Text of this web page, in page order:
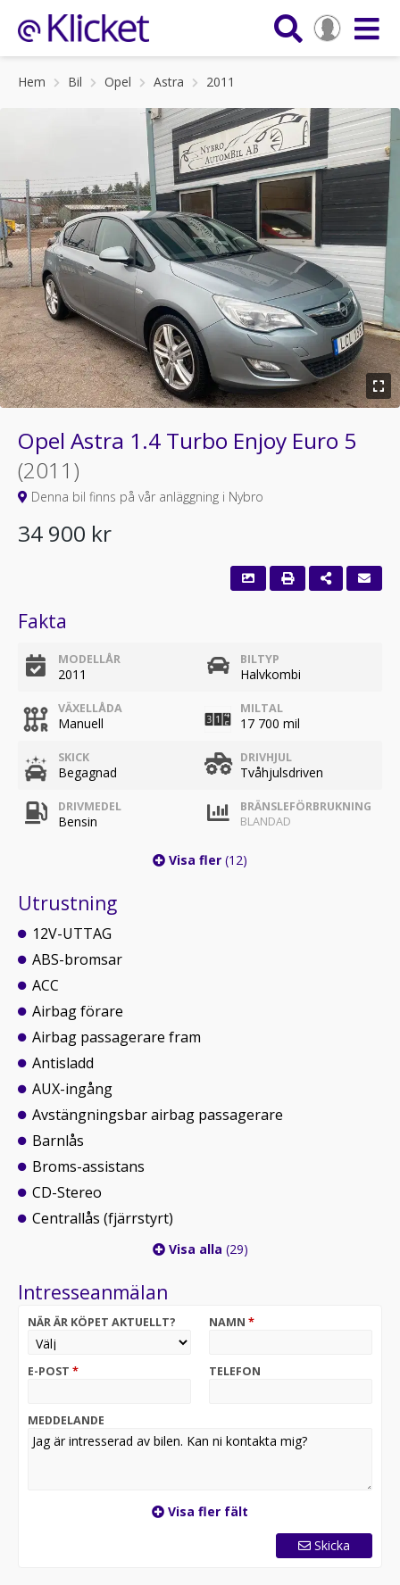
Hem Bil Opel Astra 2011
Opel Astra 1.4 Turbo Enjoy Euro 5
(2011)
Denna bil finns på vår anläggning i Nybro
34 900 kr
Fakta
MODELLÅR
2011
BILTYP
Halvkombi
VÄXELLÅDA
Manuell
MILTAL
17 700 mil
SKICK
Begagnad
DRIVHJUL
Tvåhjulsdriven
DRIVMEDEL
Bensin
BRÄNSLEFÖRBRUKNING
BLANDAD
Visa fler (12)
Utrustning
12V-UTTAG
ABS-bromsar
ACC
Airbag förare
Airbag passagerare fram
Antisladd
AUX-ingång
Avstängningsbar airbag passagerare
Barnlås
Broms-assistans
CD-Stereo
Centrallås (fjärrstyrt)
Visa alla (29)
Intresseanmälan
NÄR ÄR KÖPET AKTUELLT? NAMN *
E-POST * TELEFON
MEDDELANDE
Visa fler fält
Skicka